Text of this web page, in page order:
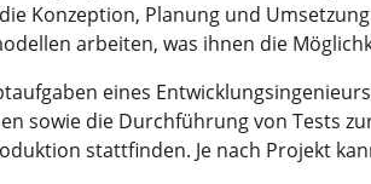
Konzeption, Planung und
arbeiten, was ihnen die
eines
sowie die Durchführung von Tests
stattfinden. Je nach Projekt